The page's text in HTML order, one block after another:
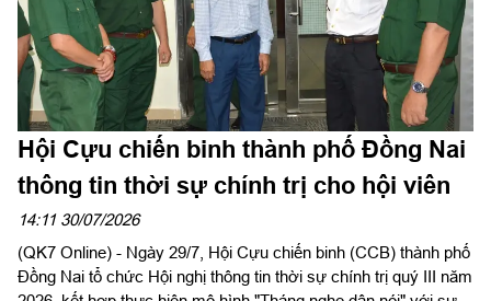
Hội Cựu chiến binh thành phố Đồng Nai
thông tin thời sự chính trị cho hội viên
14:11 30/07/2026
(QK7 Online) - Ngày 29/7, Hội Cựu chiến binh (CCB) thành phố
Đồng Nai tổ chức Hội nghị thông tin thời sự chính trị quý III năm